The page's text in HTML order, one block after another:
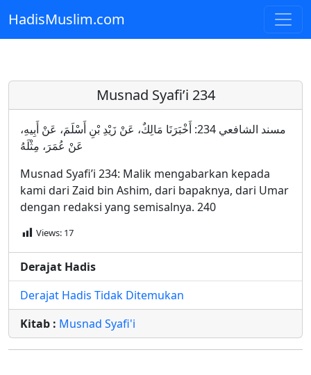
Skip to main content
HadisMuslim.com
Musnad Syafi’i 234
مسند الشافعي 234: أَخْبَرَنَا مَالِكٌ، عَنْ زَيْدِ بْنِ أَسْلَمَ، عَنْ أَبِيهِ،
عَنْ عُمَرَ، مِثْلَهُ
Musnad Syafi’i 234: Malik mengabarkan kepada
kami dari Zaid bin Ashim, dari bapaknya, dari Umar
dengan redaksi yang semisalnya. 240
Views: 17
Derajat Hadis
Derajat Hadis Tidak Ditemukan
Kitab : Musnad Syafi'i